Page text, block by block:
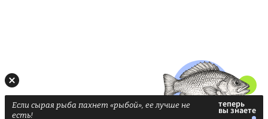
Если сырая рыба пахнет «рыбой», ее лучше не
есть!